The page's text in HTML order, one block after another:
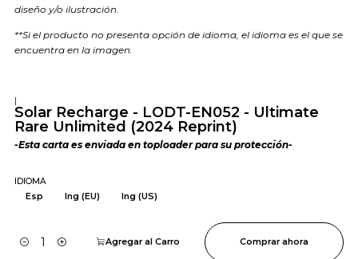
diseño y/o ilustración.
**Si el producto no presenta opción de idioma, el idioma es el que se
encuentra en la imagen.
|
Solar Recharge - LODT-EN052 - Ultimate
Rare Unlimited (2024 Reprint)
-Esta carta es enviada en toploader para su protección-
IDIOMA
Esp
Ing (EU) Ing (US)
Cantidad
Agregar al Carro Comprar ahora